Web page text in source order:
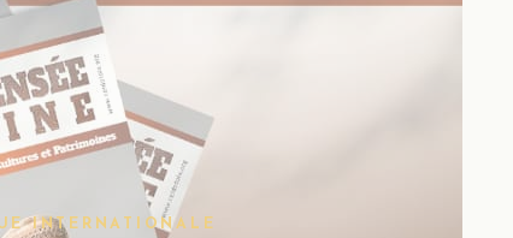
INTERNATIONALE